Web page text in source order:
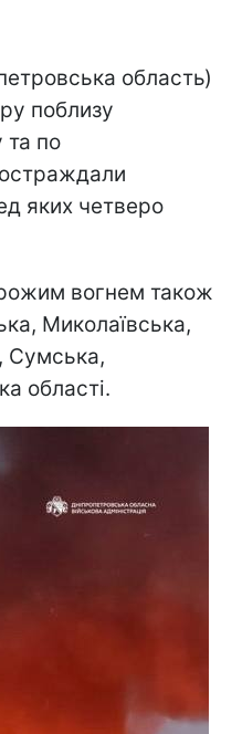
область)
поблизу
та по
яких четверо
вогнем також
Миколаївська,
Сумська,
області.